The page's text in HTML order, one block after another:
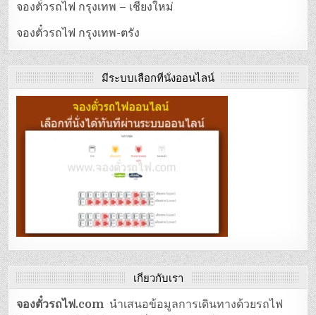
จองตั๋วรถไฟ กรุงเทพ – เชียงใหม่
จองตั๋วรถไฟ กรุงเทพ-ตรัง
มีระบบเลือกที่นั่งออนไลน์
เกี่ยวกับเรา
จองตั๋วรถไฟ.com นำเสนอข้อมูลการเดินทางด้วยรถไฟ